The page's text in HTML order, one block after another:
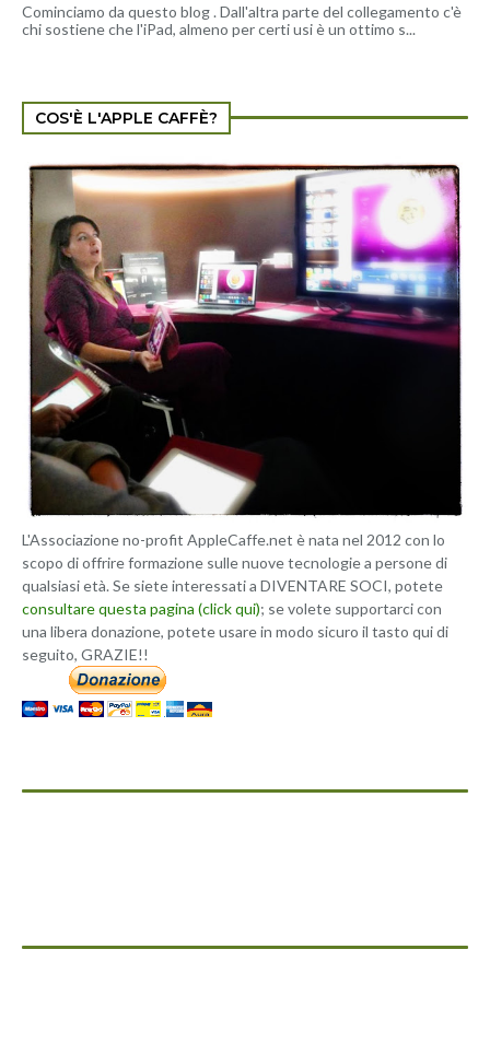
Cominciamo da questo blog . Dall'altra parte del collegamento c'è
chi sostiene che l'iPad, almeno per certi usi è un ottimo s...
COS'È L'APPLE CAFFÈ?
L'Associazione no-profit AppleCaffe.net è nata nel 2012 con lo
scopo di offrire formazione sulle nuove tecnologie a persone di
qualsiasi età. Se siete interessati a DIVENTARE SOCI, potete
consultare questa pagina (click qui); se volete supportarci con
una libera donazione, potete usare in modo sicuro il tasto qui di
seguito, GRAZIE!!